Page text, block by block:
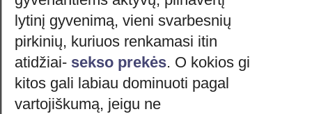
lytinį gyvenimą, vieni svarbesnių
pirkinių, kuriuos renkamasi itin
atidžiai- sekso prekės. O kokios gi
kitos gali labiau dominuoti pagal
vartojiškumą, jeigu ne